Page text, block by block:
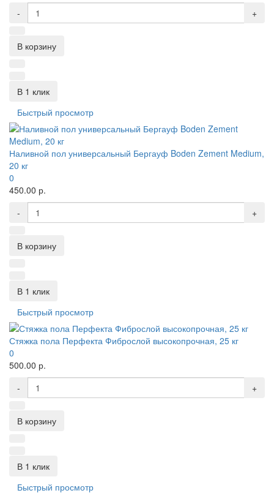
-
+
В корзину
В 1 клик
Быстрый просмотр
Наливной пол универсальный Бергауф Boden Zement Medium,
20 кг
0
450.00 р.
-
+
В корзину
В 1 клик
Быстрый просмотр
Стяжка пола Перфекта Фиброслой высокопрочная, 25 кг
0
500.00 р.
-
+
В корзину
В 1 клик
Быстрый просмотр